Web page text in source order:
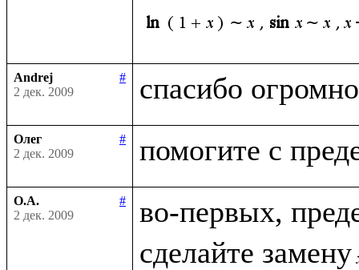
Andrej
#
2 дек. 2009
Олег
#
2 дек. 2009
О.А.
#
2 дек. 2009
во-первых,
сделайте замену